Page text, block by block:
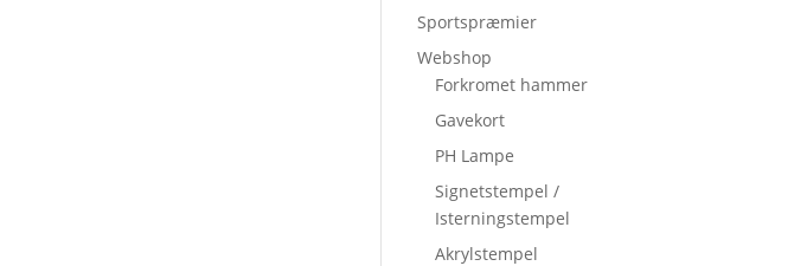
Sportspræmier
Webshop
Forkromet hammer
Gavekort
PH Lampe
Signetstempel /
Isterningstempel
Akrylstempel